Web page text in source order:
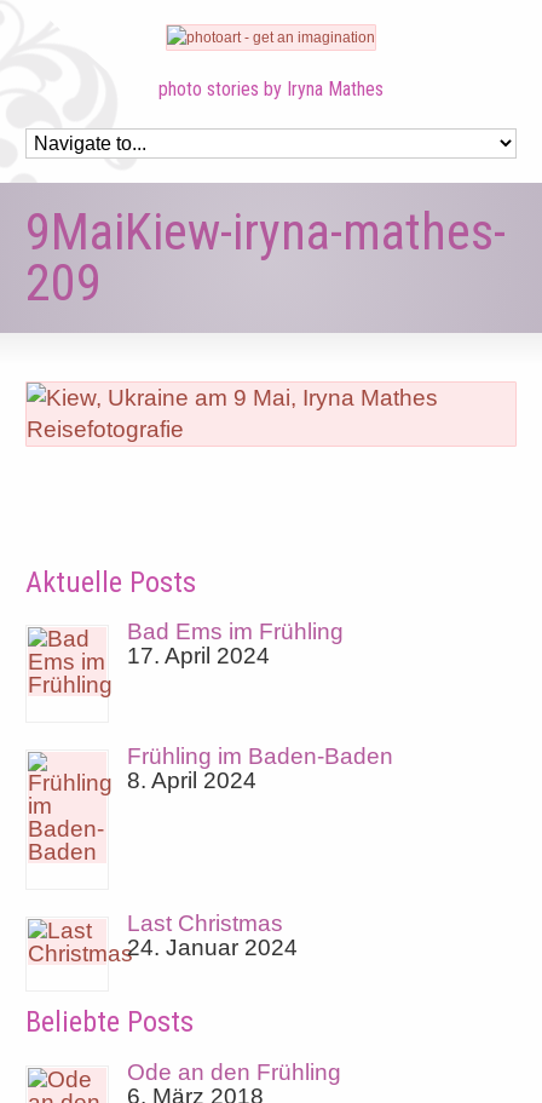
photo stories by Iryna Mathes
9MaiKiew-iryna-mathes-
209
Aktuelle Posts
Bad Ems im Frühling
17. April 2024
Frühling im Baden-Baden
8. April 2024
Last Christmas
24. Januar 2024
Beliebte Posts
Ode an den Frühling
6. März 2018